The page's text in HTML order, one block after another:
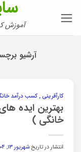
آموزش
آرشیو
کارآفرینی , کسب درآمد
بهترین ایده
خانگی )
انتشار در تاریخشهریور ۱۳, ۱۴۰۴